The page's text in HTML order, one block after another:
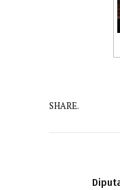
SHARE.